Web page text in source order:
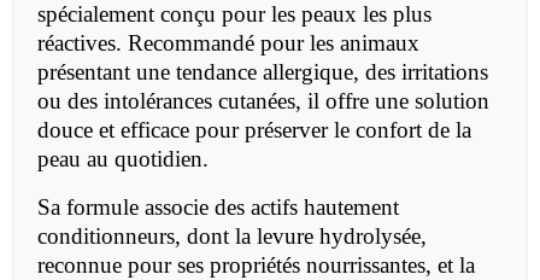
spécialement conçu pour les peaux les plus
réactives. Recommandé pour les animaux
présentant une tendance allergique, des irritations
ou des intolérances cutanées, il offre une solution
douce et efficace pour préserver le confort de la
peau au quotidien.
Sa formule associe des actifs hautement
conditionneurs, dont la levure hydrolysée,
reconnue pour ses propriétés nourrissantes, et la